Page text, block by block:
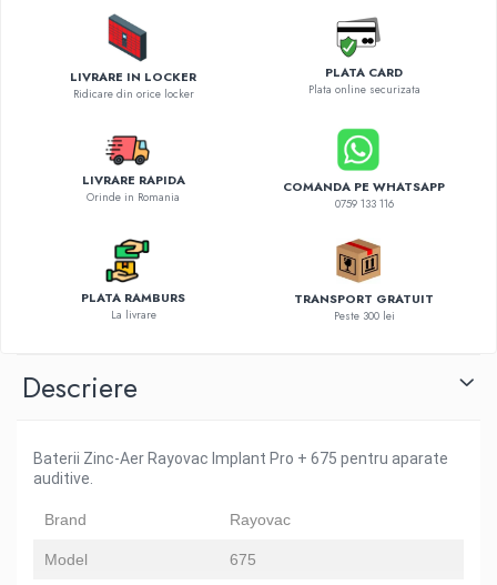
Incarcator masina electrica
Aparate de spalat cu presiune
CompresoareLIVRARE IN LOCKER
Ridicare din orice locker
PLATA CARD
Plata online securizata
LIVRARE RAPIDA
Orinde in Romania
COMANDA PE WHATSAPP
0759 133 116
PLATA RAMBURS
La livrare
TRANSPORT GRATUIT
Peste 300 lei
Descriere
Baterii Zinc-Aer Rayovac Implant Pro + 675 pentru aparate
auditive.
Brand Rayovac
Model 675